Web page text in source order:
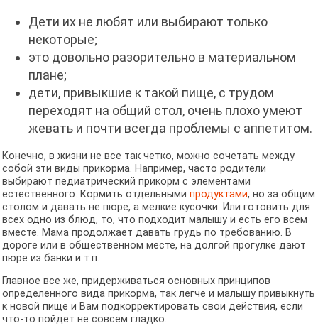
Дети их не любят или выбирают только
некоторые;
это довольно разорительно в материальном
плане;
дети, привыкшие к такой пище, с трудом
переходят на общий стол, очень плохо умеют
жевать и почти всегда проблемы с аппетитом.
Конечно, в жизни не все так четко, можно сочетать между
собой эти виды прикорма. Например, часто родители
выбирают педиатрический прикорм с элементами
естественного. Кормить отдельными продуктами, но за общим
столом и давать не пюре, а мелкие кусочки. Или готовить для
всех одно из блюд, то, что подходит малышу и есть его всем
вместе. Мама продолжает давать грудь по требованию. В
дороге или в общественном месте, на долгой прогулке дают
пюре из банки и т.п.
Главное все же, придерживаться основных принципов
определенного вида прикорма, так легче и малышу привыкнуть
к новой пище и Вам подкорректировать свои действия, если
что-то пойдет не совсем гладко.